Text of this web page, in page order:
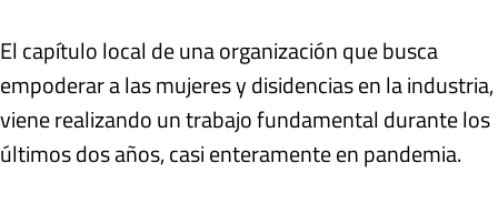
El capítulo local de una organización que busca
empoderar a las mujeres y disidencias en la industria,
viene realizando un trabajo fundamental durante los
últimos dos años, casi enteramente en pandemia.